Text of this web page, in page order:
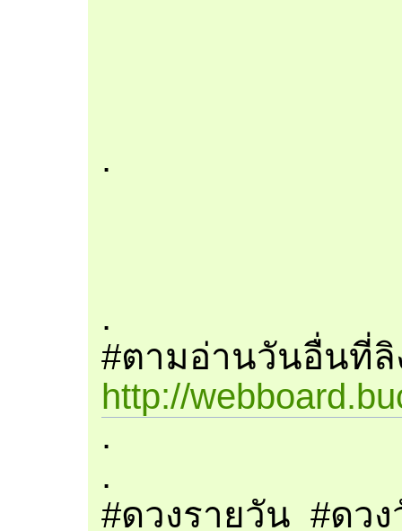
.
.
#ตามอ่านวันอื่นที่ลิ
http://
.
.
#ดวงรายวัน​ #ดว